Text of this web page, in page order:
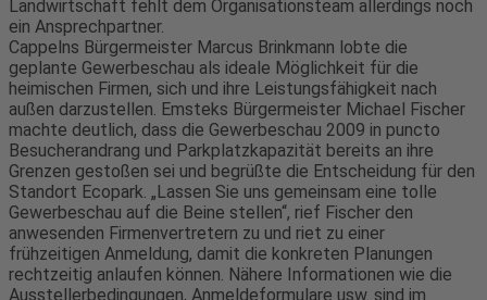
Landwirtschaft fehlt dem Organisationsteam allerdings noch
ein Ansprechpartner.
Cappelns Bürgermeister Marcus Brinkmann lobte die
geplante Gewerbeschau als ideale Möglichkeit für die
heimischen Firmen, sich und ihre Leistungsfähigkeit nach
außen darzustellen. Emsteks Bürgermeister Michael Fischer
machte deutlich, dass die Gewerbeschau 2009 in puncto
Besucherandrang und Parkplatzkapazität bereits an ihre
Grenzen gestoßen sei und begrüßte die Entscheidung für den
Standort Ecopark. „Lassen Sie uns gemeinsam eine tolle
Gewerbeschau auf die Beine stellen“, rief Fischer den
anwesenden Firmenvertretern zu und riet zu einer
frühzeitigen Anmeldung, damit die konkreten Planungen
rechtzeitig anlaufen können. Nähere Informationen wie die
Ausstellerbedingungen, Anmeldeformulare usw. sind im